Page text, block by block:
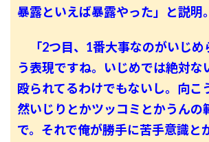
暴露といえば暴露やった」と説明。
「2つ目、1番大事なのがいじめ
う表現ですね。いじめでは絶対な
殴られてるわけでもないし。向こ
然いじりとかツッコミとかうんの
で。それで俺が勝手に苦手意識と